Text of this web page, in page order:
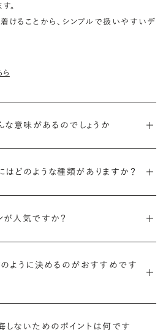
。
けることから、シンプルで扱いやすいデ
な意味があるのでしょうか
。
と呼ばれます。
どのような種類がありますか？
気を誇ります。
人気ですか？
ティア」です。
ように決めるのがおすすめです
ないためのポイントは何です